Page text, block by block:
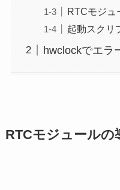
RTCモジュ
起動スクリ
hwclockでエラ
RTCモジュールの